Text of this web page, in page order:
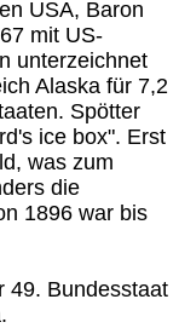
USA, Baron
mit US-
unterzeichnet
Alaska für 7,2
Spötter
ice box". Erst
was zum
die
1896 war bis
49. Bundesstaat